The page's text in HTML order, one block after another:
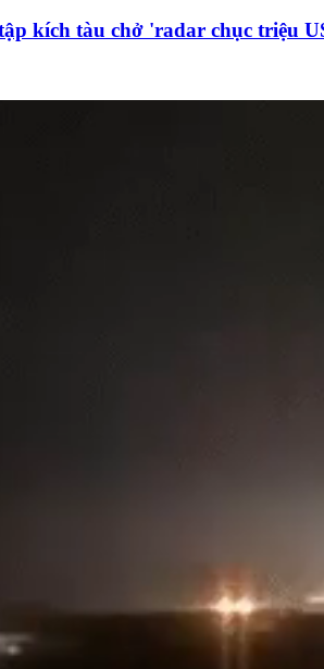
kích tàu chở 'radar chục triệu